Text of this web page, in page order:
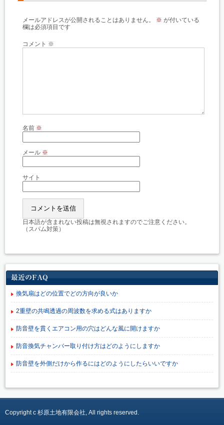
メールアドレスが公開されることはありません。 ※ が付いている
欄は必須項目です
コメント ※
名前 ※
メール ※
サイト
日本語が含まれない投稿は無視されますのでご注意ください。
（スパム対策）
最近のFAQ
換気扇はどの位置でどの方向が良いか
2重壁の共鳴透過の周波数を求める式はありますか
防音壁を貫くエアコン用の穴はどんな風に開けますか
防音換気チャンバー取り付け方はどのようにしますか
防音壁を外側だけから作るにはどのようにしたらいいですか
Copyright c 杉原土地有限会社, All rights reserved.